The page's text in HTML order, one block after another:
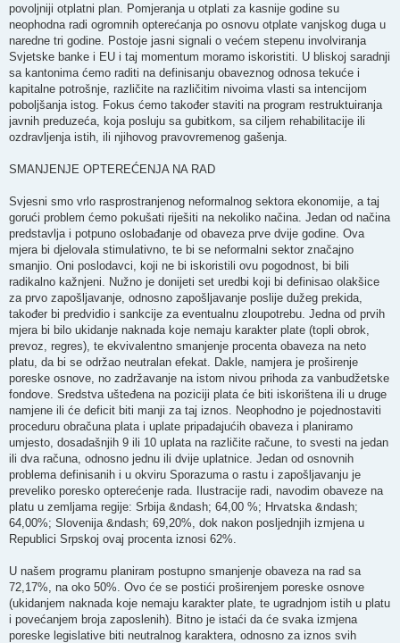
povoljniji otplatni plan. Pomjeranja u otplati za kasnije godine su
neophodna radi ogromnih opterećanja po osnovu otplate vanjskog duga u
naredne tri godine. Postoje jasni signali o većem stepenu involviranja
Svjetske banke i EU i taj momentum moramo iskoristiti. U bliskoj saradnji
sa kantonima ćemo raditi na definisanju obaveznog odnosa tekuće i
kapitalne potrošnje, različite na različitim nivoima vlasti sa intencijom
poboljšanja istog. Fokus ćemo također staviti na program restruktuiranja
javnih preduzeća, koja posluju sa gubitkom, sa ciljem rehabilitacije ili
ozdravljenja istih, ili njihovog pravovremenog gašenja.
SMANJENJE OPTEREĆENJA NA RAD
Svjesni smo vrlo rasprostranjenog neformalnog sektora ekonomije, a taj
gorući problem ćemo pokušati riješiti na nekoliko načina. Jedan od načina
predstavlja i potpuno oslobađanje od obaveza prve dvije godine. Ova
mjera bi djelovala stimulativno, te bi se neformalni sektor značajno
smanjio. Oni poslodavci, koji ne bi iskoristili ovu pogodnost, bi bili
radikalno kažnjeni. Nužno je donijeti set uredbi koji bi definisao olakšice
za prvo zapošljavanje, odnosno zapošljavanje poslije dužeg prekida,
također bi predvidio i sankcije za eventualnu zloupotrebu. Jedna od prvih
mjera bi bilo ukidanje naknada koje nemaju karakter plate (topli obrok,
prevoz, regres), te ekvivalentno smanjenje procenta obaveza na neto
platu, da bi se održao neutralan efekat. Dakle, namjera je proširenje
poreske osnove, no zadržavanje na istom nivou prihoda za vanbudžetske
fondove. Sredstva ušteđena na poziciji plata će biti iskorištena ili u druge
namjene ili će deficit biti manji za taj iznos. Neophodno je pojednostaviti
proceduru obračuna plata i uplate pripadajućih obaveza i planiramo
umjesto, dosadašnjih 9 ili 10 uplata na različite račune, to svesti na jedan
ili dva računa, odnosno jednu ili dvije uplatnice. Jedan od osnovnih
problema definisanih i u okviru Sporazuma o rastu i zapošljavanju je
preveliko poresko opterećenje rada. Ilustracije radi, navodim obaveze na
platu u zemljama regije: Srbija &ndash; 64,00 %; Hrvatska &ndash;
64,00%; Slovenija &ndash; 69,20%, dok nakon posljednjih izmjena u
Republici Srpskoj ovaj procenta iznosi 62%.
U našem programu planiram postupno smanjenje obaveza na rad sa
72,17%, na oko 50%. Ovo će se postići proširenjem poreske osnove
(ukidanjem naknada koje nemaju karakter plate, te ugradnjom istih u platu
i povećanjem broja zaposlenih). Bitno je istaći da će svaka izmjena
poreske legislative biti neutralnog karaktera, odnosno za iznos svih